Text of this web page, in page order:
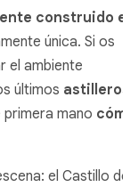
construido
única. Si os
el ambiente
últimos astilleros
mano
el Castillo de